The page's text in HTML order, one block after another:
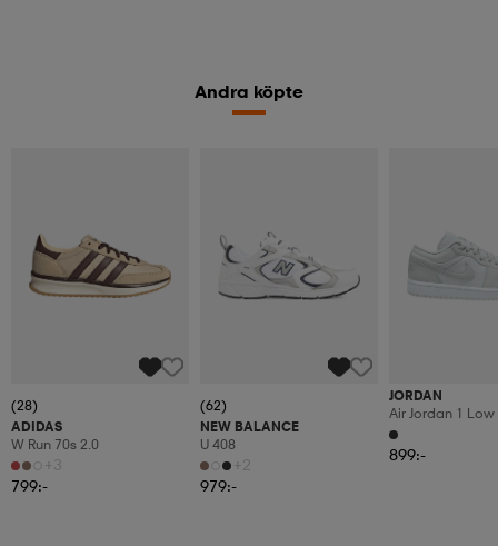
Andra köpte
(28)
ADIDAS
W Run 70s 2.0
+3
799:-
(62)
NEW BALANCE
U 408
+2
979:-
JORDAN
Air Jordan 1
Shoes
899:-